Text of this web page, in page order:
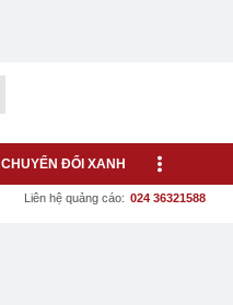
CHUYỂN ĐỔI XANH
Liên hệ quảng cáo: 024 36321588